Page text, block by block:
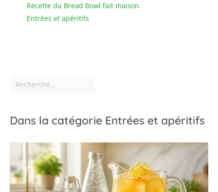
Recette du Bread Bowl fait maison
Entrées et apéritifs
Dans la catégorie Entrées et apéritifs